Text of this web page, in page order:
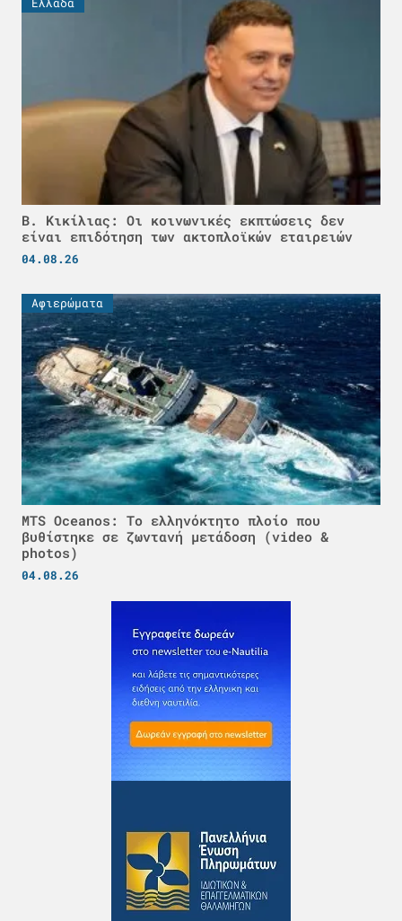
Β. Κικίλιας: Οι κοινωνικές εκπτώσεις δεν
είναι επιδότηση των ακτοπλοϊκών εταιρειών
04.08.26
Αφιερώματα
MTS Oceanos: Το ελληνόκτητο πλοίο που
βυθίστηκε σε ζωντανή μετάδοση (video &
photos)
04.08.26